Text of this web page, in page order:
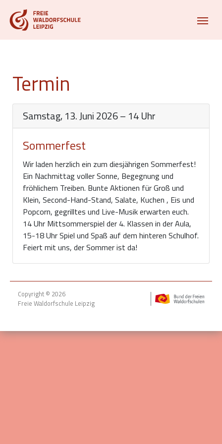
Termin
Samstag, 13. Juni 2026 – 14 Uhr
Sommerfest
Wir laden herzlich ein zum diesjährigen Sommerfest!
Ein Nachmittag voller Sonne, Begegnung und
fröhlichem Treiben. Bunte Aktionen für Groß und
Klein, Second-Hand-Stand, Salate, Kuchen , Eis und
Popcorn, gegrilltes und Live-Musik erwarten euch.
14 Uhr Mittsommerspiel der 4. Klassen in der Aula,
15-18 Uhr Spiel und Spaß auf dem hinteren Schulhof.
Feiert mit uns, der Sommer ist da!
Copyright © 2026
Freie Waldorfschule Leipzig